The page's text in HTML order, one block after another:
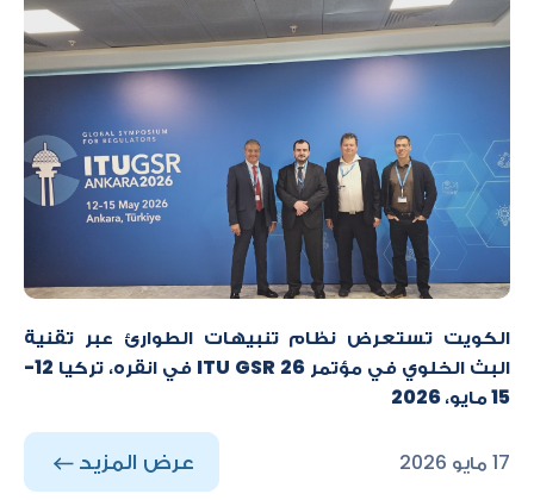
الكويت تستعرض نظام تنبيهات الطوارئ عبر تقنية
البث الخلوي في مؤتمر ITU GSR 26 في انقره، تركيا 12-
15 مايو، 2026
17 مايو 2026 عرض المزيد